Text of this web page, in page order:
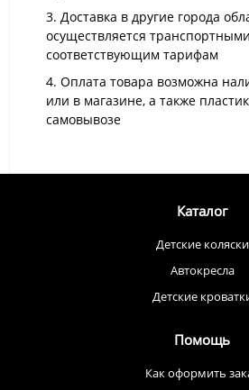
3. Доставка в другие города
осуществляется
соответствующим тарифам
4. Оплата товара возможна
или в магазине, а также
самовывозе
Каталог
Детские коляски
Автокресла
Детские
Помощь
Как оформить